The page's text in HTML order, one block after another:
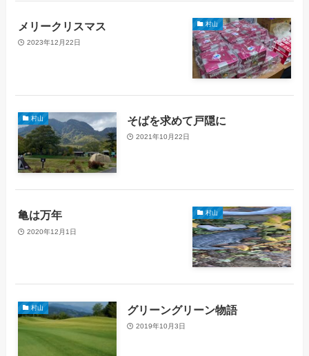
村山
メリークリスマス
2023年12月22日
村山 そばを求めて戸隠に
2021年10月22日
村山
亀は万年
2020年12月1日
村山 グリーングリーン物語
2019年10月3日